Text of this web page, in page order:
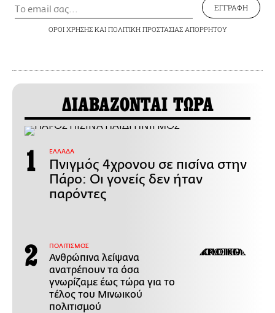
ΕΓΓΡΑΦΗ
ΟΡΟΙ ΧΡΗΣΗΣΚΑΙ ΠΟΛΙΤΙΚΗ ΠΡΟΣΤΑΣΙΑΣ ΑΠΟΡΡΗΤΟΥ
ΔΙΑΒΑΖΟΝΤΑΙ ΤΩΡΑ
ΕΛΛΑΔΑ
Πνιγμός 4χρονου σε πισίνα στην
Πάρο: Οι γονείς δεν ήταν
παρόντες
ΠΟΛΙΤΙΣΜΟΣ
Ανθρώπινα λείψανα
ανατρέπουν τα όσα
γνωρίζαμε έως τώρα για το
τέλος του Μινωικού
πολιτισμού